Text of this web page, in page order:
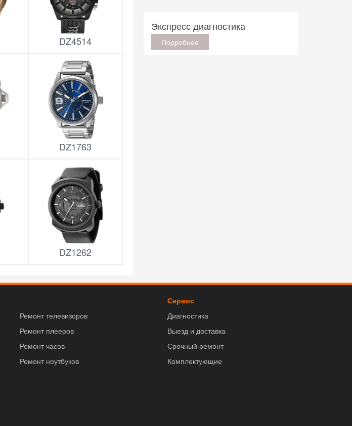
DZ4514
DZ1763
DZ1262
Экспресс диагностика
Подробнее
Ремонт телевизоров
Ремонт плееров
Ремонт часов
Ремонт ноутбуков
Сервис
Диагностика
Выезд и доставка
Срочный ремонт
Комплектующие